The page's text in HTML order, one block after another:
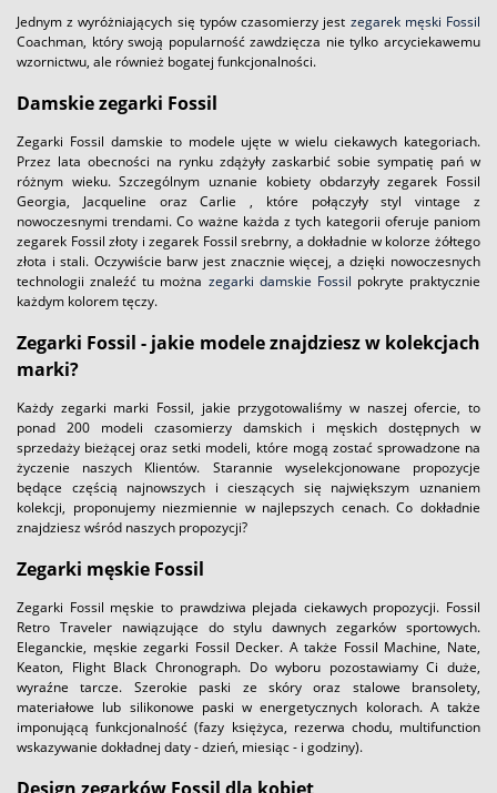
Jednym z wyróżniających się typów czasomierzy jest zegarek męski Fossil
Coachman, który swoją popularność zawdzięcza nie tylko arcyciekawemu
wzornictwu, ale również bogatej funkcjonalności.
Damskie zegarki Fossil
Zegarki Fossil damskie to modele ujęte w wielu ciekawych kategoriach.
Przez lata obecności na rynku zdążyły zaskarbić sobie sympatię pań w
różnym wieku. Szczególnym uznanie kobiety obdarzyły zegarek Fossil
Georgia, Jacqueline oraz Carlie , które połączyły styl vintage z
nowoczesnymi trendami. Co ważne każda z tych kategorii oferuje paniom
zegarek Fossil złoty i zegarek Fossil srebrny, a dokładnie w kolorze żółtego
złota i stali. Oczywiście barw jest znacznie więcej, a dzięki nowoczesnych
technologii znaleźć tu można zegarki damskie Fossil pokryte praktycznie
każdym kolorem tęczy.
Zegarki Fossil - jakie modele znajdziesz w kolekcjach
marki?
Każdy zegarki marki Fossil, jakie przygotowaliśmy w naszej ofercie, to
ponad 200 modeli czasomierzy damskich i męskich dostępnych w
sprzedaży bieżącej oraz setki modeli, które mogą zostać sprowadzone na
życzenie naszych Klientów. Starannie wyselekcjonowane propozycje
będące częścią najnowszych i cieszących się największym uznaniem
kolekcji, proponujemy niezmiennie w najlepszych cenach. Co dokładnie
znajdziesz wśród naszych propozycji?
Zegarki męskie Fossil
Zegarki Fossil męskie to prawdziwa plejada ciekawych propozycji. Fossil
Retro Traveler nawiązujące do stylu dawnych zegarków sportowych.
Eleganckie, męskie zegarki Fossil Decker. A także Fossil Machine, Nate,
Keaton, Flight Black Chronograph. Do wyboru pozostawiamy Ci duże,
wyraźne tarcze. Szerokie paski ze skóry oraz stalowe bransolety,
materiałowe lub silikonowe paski w energetycznych kolorach. A także
imponującą funkcjonalność (fazy księżyca, rezerwa chodu, multifunction
wskazywanie dokładnej daty - dzień, miesiąc - i godziny).